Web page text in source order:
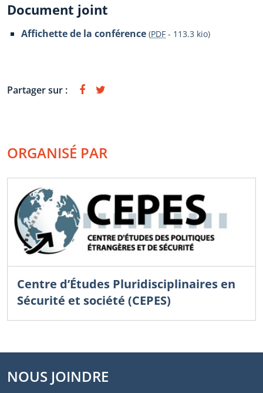
Document joint
Affichette de la conférence (PDF - 113.3 kio)
Partager sur :
ORGANISÉ PAR
Centre d’Études Pluridisciplinaires en
Sécurité et société (CEPES)
NOUS JOINDRE